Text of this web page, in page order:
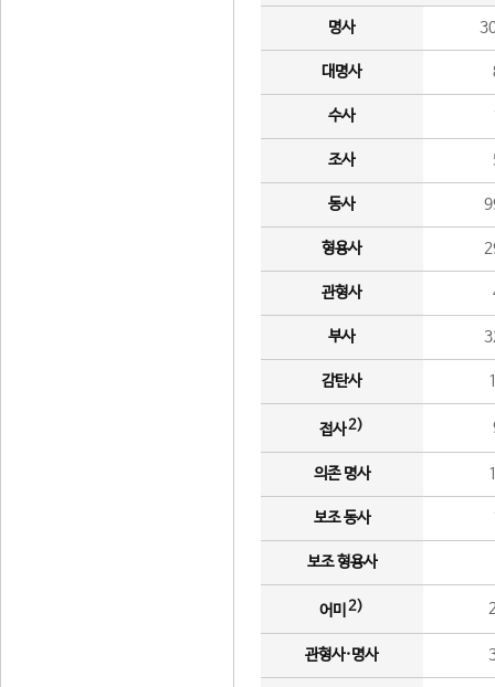
명사
대명사
수사
조사
동사
형용사
관형사
부사
감탄사
접사2)
의존 명사
보조 동사
보조 형용사
어미 2)
관형사·명사